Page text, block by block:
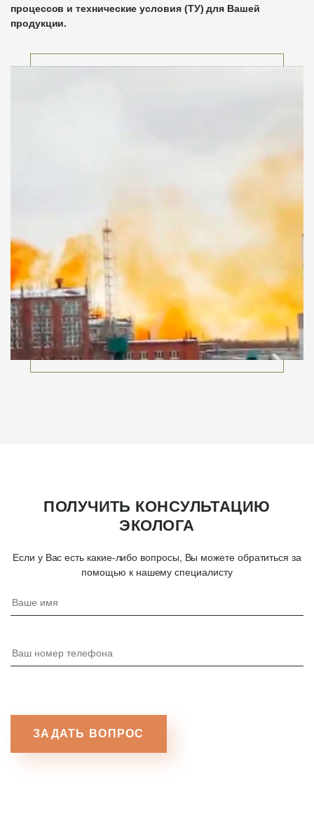
процессов и технические условия (ТУ) для Вашей
продукции.
ПОЛУЧИТЬ КОНСУЛЬТАЦИЮ
ЭКОЛОГА
Если у Вас есть какие-либо вопросы, Вы можете обратиться за
помощью к нашему специалисту